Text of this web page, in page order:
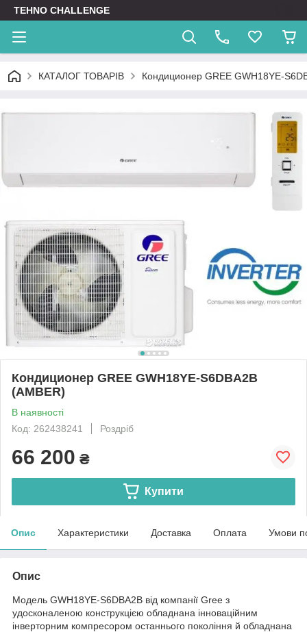
TEHNO CHALLENGE
КАТАЛОГ ТОВАРІВ Кондиционер GREE GWH18YE-
Кондиционер GREE GWH18YE-S6DBA2B
(AMBER)
В наявності
Код: 262438241
Роздріб
66 200 ₴
Купити
Опис Характеристики Доставка Оплата Умови
Опис
Модель GWH18YE-S6DBA2B від компанії Gree з
удосконаленою конструкцією обладнана інноваційним
інверторним компресором останнього покоління й обладнана